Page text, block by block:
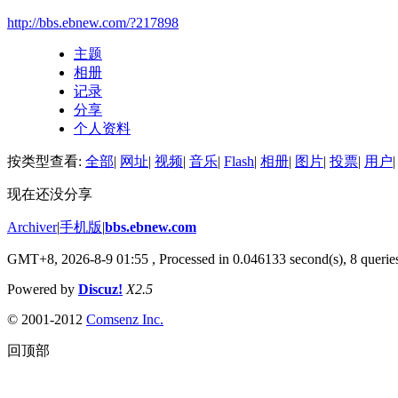
http://bbs.ebnew.com/?217898
主题
相册
记录
分享
个人资料
按类型查看: 全部| 网址| 视频| 音乐| Flash| 相册| 图片| 投票| 用户|
现在还没分享
Archiver|手机版|bbs.ebnew.com
GMT+8, 2026-8-9 01:55 , Processed in 0.046133 second(s), 8
Powered by Discuz! X2.5
© 2001-2012 Comsenz Inc.
回顶部